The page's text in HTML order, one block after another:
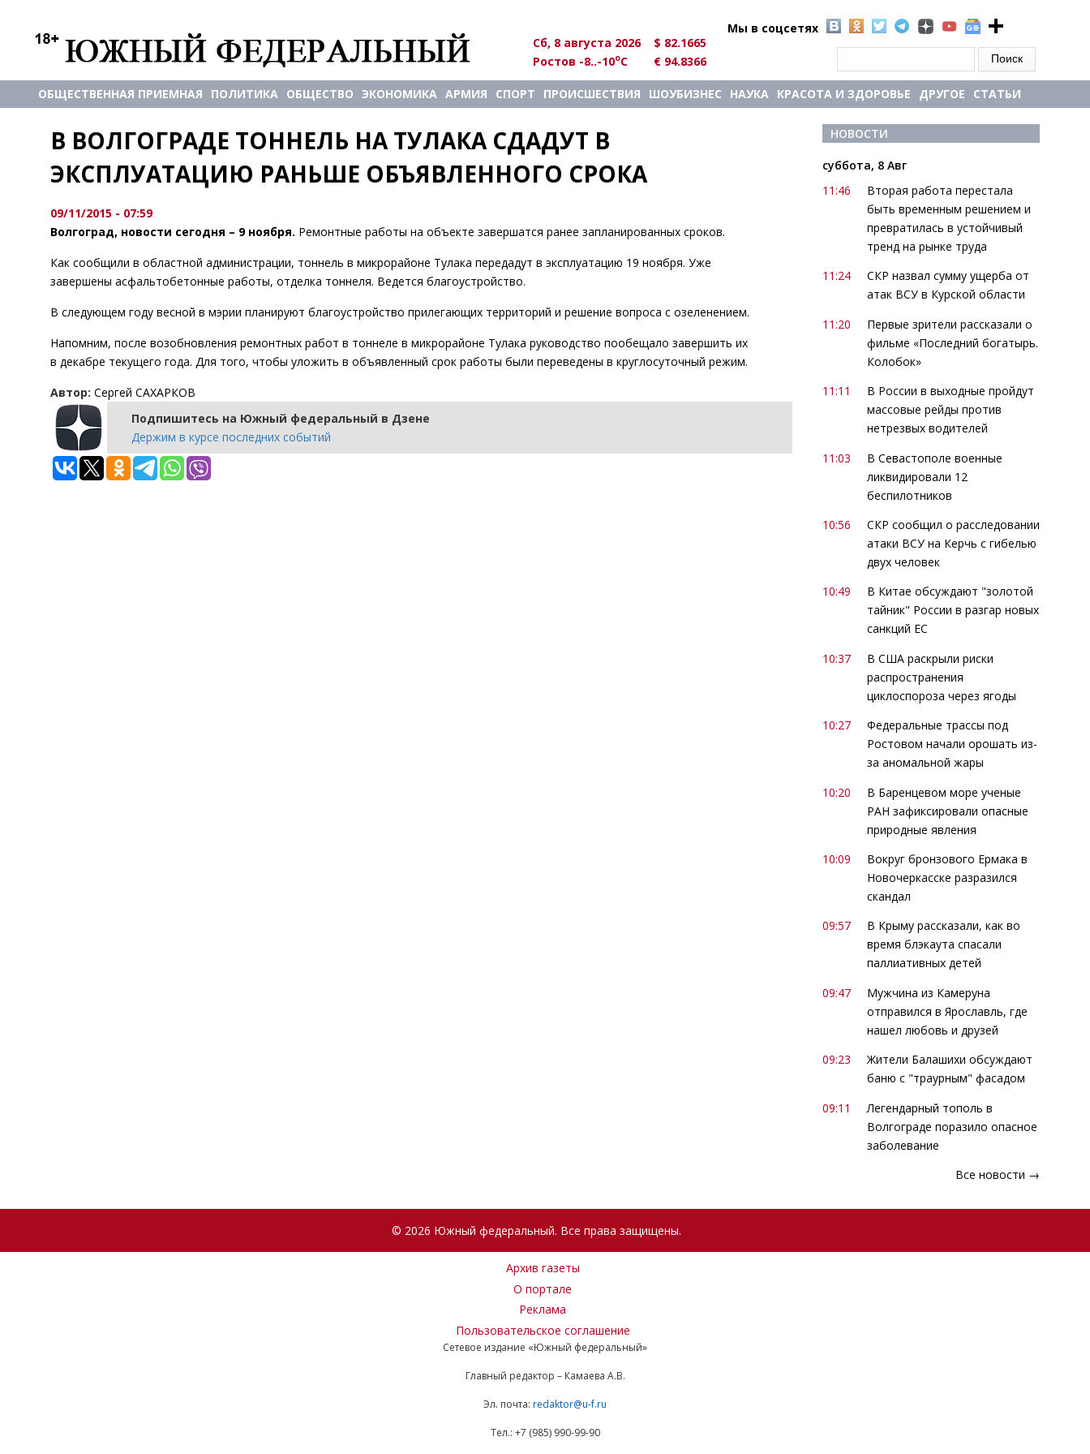
Мы в соцсетях
Сб, 8 августа 2026
$ 82.1665
Ростов -8..-10oC € 94.8366
ОБЩЕСТВЕННАЯ ПРИЕМНАЯ ПОЛИТИКА ОБЩЕСТВО ЭКОНОМИКА АРМИЯ СПОРТ ПРОИСШЕСТВИЯ ШОУБИЗНЕС НАУКА КРАСОТА И ЗДОРОВЬЕ ДРУГОЕ СТАТЬИ
В ВОЛГОГРАДЕ ТОННЕЛЬ НА ТУЛАКА СДАДУТ В
ЭКСПЛУАТАЦИЮ РАНЬШЕ ОБЪЯВЛЕННОГО СРОКА
09/11/2015 - 07:59
Волгоград, новости сегодня – 9 ноября. Ремонтные работы на объекте завершатся ранее запланированных сроков.
Как сообщили в областной администрации, тоннель в микрорайоне Тулака передадут в эксплуатацию 19 ноября. Уже
завершены асфальтобетонные работы, отделка тоннеля. Ведется благоустройство.
В следующем году весной в мэрии планируют благоустройство прилегающих территорий и решение вопроса с озеленением.
Напомним, после возобновления ремонтных работ в тоннеле в микрорайоне Тулака руководство пообещало завершить их
в декабре текущего года. Для того, чтобы уложить в объявленный срок работы были переведены в круглосуточный режим.
Автор: Сергей САХАРКОВ
Подпишитесь на Южный федеральный в Дзене
Держим в курсе последних событий
НОВОСТИ
суббота, 8 Авг
11:46
Вторая работа перестала
быть временным решением и
превратилась в устойчивый
тренд на рынке труда
11:24
СКР назвал сумму ущерба от
атак ВСУ в Курской области
11:20
Первые зрители рассказали о
фильме «Последний богатырь.
Колобок»
11:11
В России в выходные пройдут
массовые рейды против
нетрезвых водителей
11:03
В Севастополе военные
ликвидировали 12
беспилотников
10:56
СКР сообщил о расследовании
атаки ВСУ на Керчь с гибелью
двух человек
10:49
В Китае обсуждают "золотой
тайник" России в разгар новых
санкций ЕС
10:37
В США раскрыли риски
распространения
циклоспороза через ягоды
10:27
Федеральные трассы под
Ростовом начали орошать из-
за аномальной жары
10:20
В Баренцевом море ученые
РАН зафиксировали опасные
природные явления
10:09
Вокруг бронзового Ермака в
Новочеркасске разразился
скандал
09:57
В Крыму рассказали, как во
время блэкаута спасали
паллиативных детей
09:47
Мужчина из Камеруна
отправился в Ярославль, где
нашел любовь и друзей
09:23
Жители Балашихи обсуждают
баню с "траурным" фасадом
09:11
Легендарный тополь в
Волгограде поразило опасное
заболевание
Все новости →
© 2026 Южный федеральный. Все права защищены.
Архив газеты
О портале
Реклама
Пользовательское соглашение
Сетевое издание «Южный федеральный»
Главный редактор – Камаева А.В.
Эл. почта: redaktor@u-f.ru
Тел.: +7 (985) 990-99-90